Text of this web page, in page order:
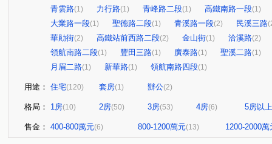
青雲路(1) 力行路(1) 青峰路二段(1) 高鐵南路一段(1)
大業路一段(1) 聖德路二段(1) 青溪路一段(2) 民溪三路
華勛街(2) 高鐵站前西路二段(2) 金山街(1) 洽溪路(2)
領航南路二段(1) 豐田三路(1) 廣泰路(1) 聖溪二路(1)
月眉二路(1) 新華路(1) 領航南路四段(1)
用途： 住宅(120) 套房(1) 辦公(2)
格局： 1房(10) 2房(50) 3房(53) 4房(6) 5房以上
售金： 400-800萬元(6) 800-1200萬元(13) 1200-2000萬